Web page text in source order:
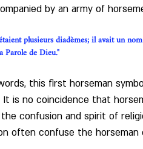
by an army of
plusieurs diadèmes; il avait un
Parole de Dieu."
this first horseman
is no coincidence that
confusion and spirit of
often confuse the